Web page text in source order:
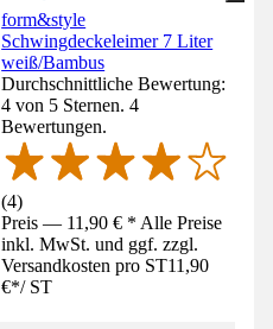
form&style
Schwingdeckeleimer 7 Liter
weiß/Bambus
Durchschnittliche Bewertung:
4 von 5 Sternen. 4
Bewertungen.
(4)
Preis — 11,90 € * Alle Preise
inkl. MwSt. und ggf. zzgl.
Versandkosten pro ST11,90
€*/ ST